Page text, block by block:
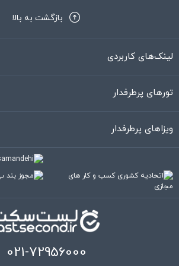
بازگشت به بالا
لینک‌های کاربردی
تورهای پرطرفدار
ویزاهای پرطرفدار
021-72956000